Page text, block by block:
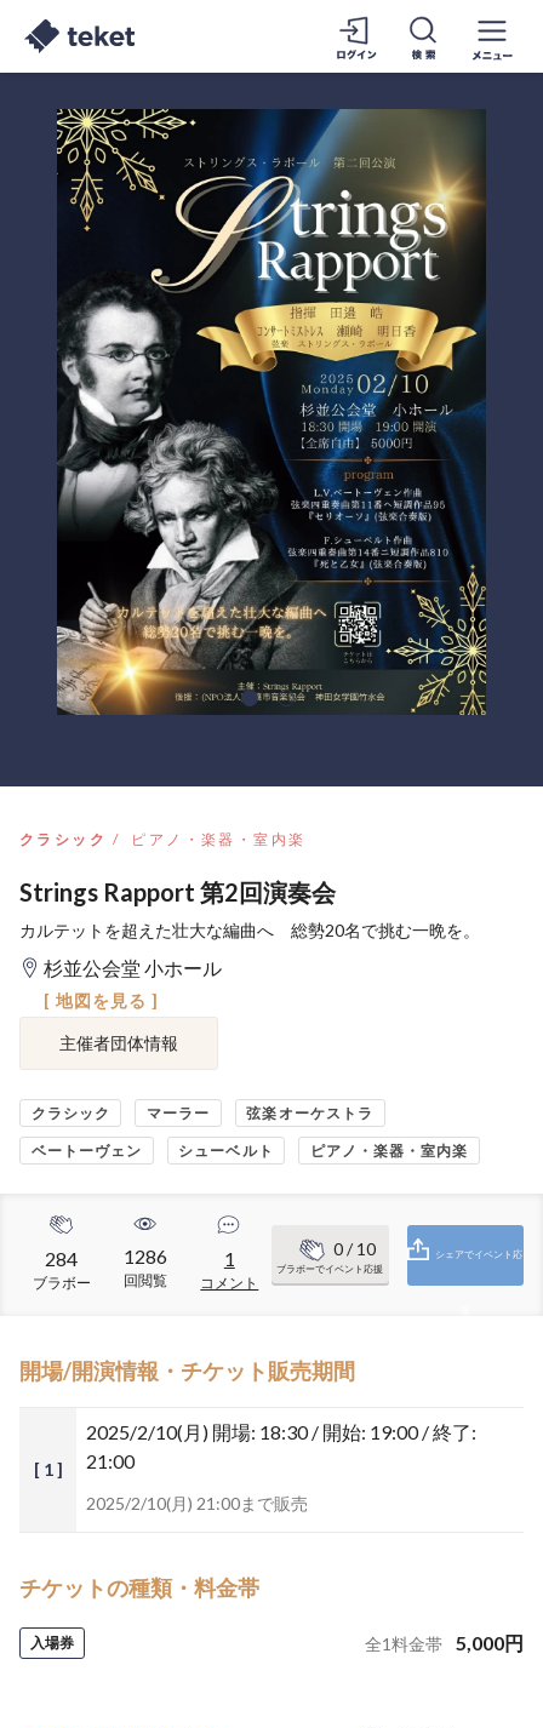
クラシック ピアノ・楽器・室内楽
Strings Rapport 第2回演奏会
カルテットを超えた壮大な編曲へ 総勢20名で挑む一晩を。
杉並公会堂 小ホール
[ 地図を見る ]
主催者団体情報
クラシック マーラー 弦楽オーケストラ
ベートーヴェン シューベルト ピアノ・楽器・室内楽
284
ブラボー
1286
回閲覧
1
コメント
0/ 10
ブラボーでイベント応援
シェアでイベント応
開場/開演情報・チケット販売期間
[ 1 ]
2025/2/10(月) 開場: 18:30 / 開始: 19:00 / 終了:
21:00
2025/2/10(月) 21:00まで販売
チケットの種類・料金帯
入場券 全1料金帯 5,000円